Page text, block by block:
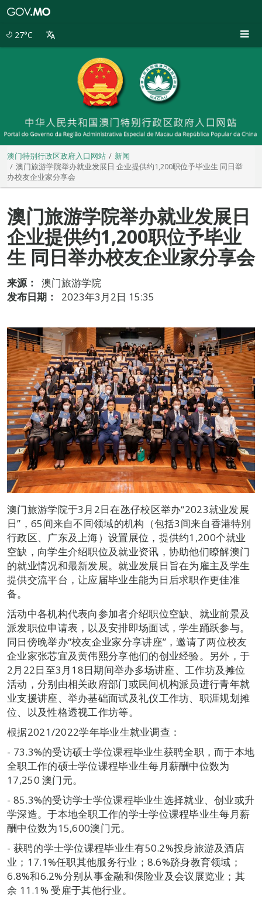
27°C
澳门特别行政区政府入口网站
新闻
澳门旅游学院举办就业发展日 企业提供约1,200职位予毕业生 同日举
办校友企业家分享会
澳门旅游学院举办就业发展日
企业提供约1,200职位予毕业
生 同日举办校友企业家分享会
来源：
澳门旅游学院
发布日期：
2023年3月2日 15:35
澳门旅游学院于3月2日在氹仔校区举办“2023就业发展
日”，65间来自不同领域的机构（包括3间来自香港特别
行政区、广东及上海）设置展位，提供约1,200个就业
空缺，向学生介绍职位及就业资讯，协助他们瞭解澳门
的就业情况和最新发展。就业发展日旨在为雇主及学生
提供交流平台，让应届毕业生能为日后求职作更佳准
备。
活动中各机构代表向参加者介绍职位空缺、就业前景及
派发职位申请表，以及安排即场面试，学生踊跃参与。
同日傍晚举办“校友企业家分享讲座”，邀请了两位校友
企业家张芯宜及黄伟熙分享他们的创业经验。另外，于
2月22日至3月18日期间举办多场讲座、工作坊及摊位
活动，分别由相关政府部门或民间机构派员进行青年就
业支援讲座、举办基础面试及礼仪工作坊、职涯规划摊
位、以及性格透视工作坊等。
根据2021/2022学年毕业生就业调查：
- 73.3%的受访硕士学位课程毕业生获聘全职，而于本地
全职工作的硕士学位课程毕业生每月薪酬中位数为
17,250 澳门元。
- 85.3%的受访学士学位课程毕业生选择就业、创业或升
学深造。于本地全职工作的学士学位课程毕业生每月薪
酬中位数为15,600澳门元。
- 获聘的学士学位课程毕业生有50.2%投身旅游及酒店
业；17.1%任职其他服务行业；8.6%跻身教育领域；
6.8%和6.2%分别从事金融和保险业及会议展览业；其
余 11.1% 受雇于其他行业。